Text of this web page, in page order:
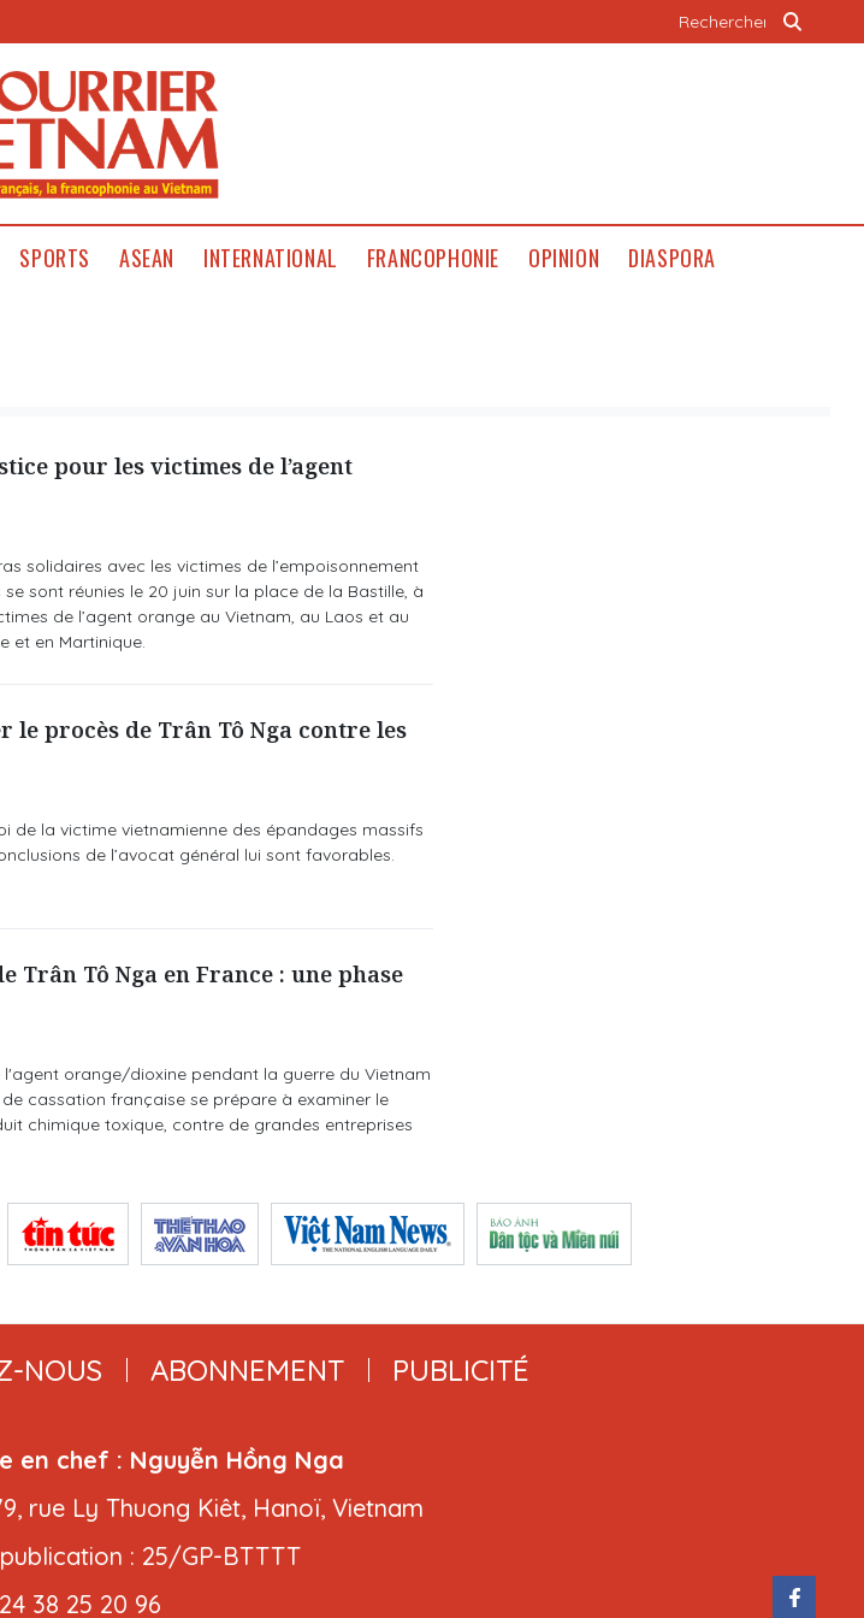
SPORTS ASEAN INTERNATIONAL FRANCOPHONIE OPINION DIASPORA
pour les victimes de l’agent
solidaires avec les victimes de l’empoisonnement
sont réunies le 20 juin sur la place de la Bastille, à
de l’agent orange au Vietnam, au Laos et au
et en Martinique.
procès de Trân Tô Nga contre les
de la victime vietnamienne des épandages massifs
de l’avocat général lui sont favorables.
Trân Tô Nga en France : une phase
orange/dioxine pendant la guerre du Vietnam
cassation française se prépare à examiner le
chimique toxique, contre de grandes entreprises
NOUS ABONNEMENT PUBLICITÉ
en chef : Nguyễn Hồng Nga
rue Ly Thuong Kiêt, Hanoï, Vietnam
: 25/GP-BTTTT
38 25 20 96